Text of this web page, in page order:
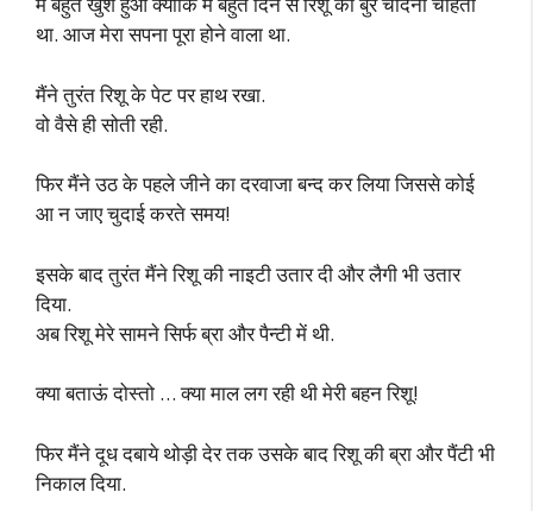
था. आज मेरा सपना पूरा होने वाला था.
मैंने तुरंत रिशू के पेट पर हाथ रखा.
वो वैसे ही सोती रही.
फिर मैंने उठ के पहले जीने का दरवाजा बन्द कर लिया जिससे कोई
आ न जाए चुदाई करते समय!
इसके बाद तुरंत मैंने रिशू की नाइटी उतार दी और लैगी भी उतार
दिया.
अब रिशू मेरे सामने सिर्फ ब्रा और पैन्टी में थी.
क्या बताऊं दोस्तो … क्या माल लग रही थी मेरी बहन रिशू!
फिर मैंने दूध दबाये थोड़ी देर तक उसके बाद रिशू की ब्रा और पैंटी भी
निकाल दिया.